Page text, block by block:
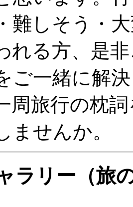
難しそう・
れる方、是
ご一緒に解
周旅行の枕
ませんか。
ラリー（旅